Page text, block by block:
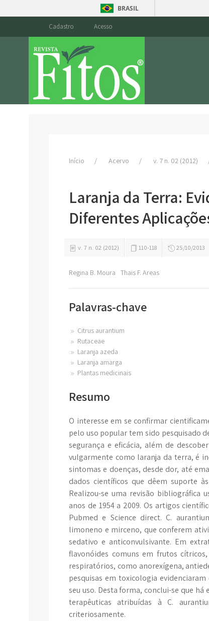
BRASIL
Cadastro Acesso
Início Acervo v. 7 n. 02 (2012)
Laranja da Terra:
Diferentes
v. 7 n. 02 (2012) 110-118 25/10/2013
Regina B. Moura Thais F. Areas
Palavras-chave
Citrus aurantium
Rutaceae
Laranja azeda
Laranja amarga
Plantas medicinais
Resumo
O interesse em se confirmar
pelo uso popular tem sido pesquisado
segurança e eficácia, além de
vulgarmente como laranja da terra, é
sintomas e doenças, desde dor, até
dados científicos que dêem suporte
Realizou-se uma revisão bibliográfica
anos de 1954 a 2009. Os artigos
Pubmed e Science direct. C.
limoneno e mirceno, que conferem
sedativo e anticonvulsivante. Em
flavonóides comuns em frutos
respiratórios, como anorexígena,
pesquisas em toxicologia
seu uso. Desta forma, conclui-se que
terapêuticas atribuídas à C.
criteriosamente.